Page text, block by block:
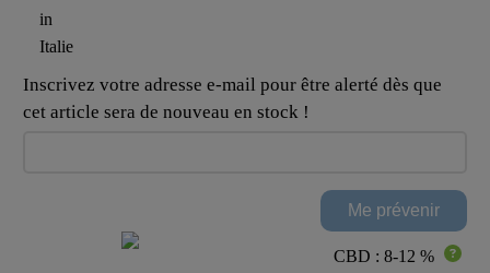
Inscrivez votre adresse e-mail pour être alerté dès que
cet article sera de nouveau en stock !
CBD : 8-12 %